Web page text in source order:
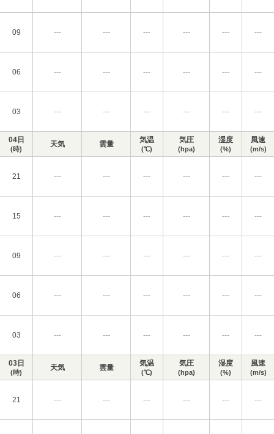
09 --- --- --- --- --- ---
06 --- --- --- --- --- ---
03 --- --- --- --- --- ---
04日
(時)
天気 雲量 気温
(℃)
気圧
(hpa)
湿度
(%)
風速
(m/s)
21 --- --- --- --- --- ---
15 --- --- --- --- --- ---
09 --- --- --- --- --- ---
06 --- --- --- --- --- ---
03 --- --- --- --- --- ---
03日
(時)
天気 雲量 気温
(℃)
気圧
(hpa)
湿度
(%)
風速
(m/s)
21 --- --- --- --- --- ---